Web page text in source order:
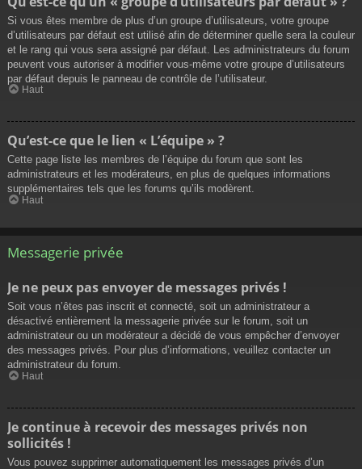
Si vous êtes membre de plus d’un groupe d’utilisateurs, votre groupe
d’utilisateurs par défaut est utilisé afin de déterminer quelle sera la couleur
et le rang qui vous sera assigné par défaut. Les administrateurs du forum
peuvent vous autoriser à modifier vous-même votre groupe d’utilisateurs
par défaut depuis le panneau de contrôle de l’utilisateur.
Haut
Qu’est-ce que le lien « L’équipe » ?
Cette page liste les membres de l’équipe du forum que sont les
administrateurs et les modérateurs, en plus de quelques informations
supplémentaires tels que les forums qu’ils modèrent.
Haut
Messagerie privée
Je ne peux pas envoyer de messages privés !
Soit vous n’êtes pas inscrit et connecté, soit un administrateur a
désactivé entièrement la messagerie privée sur le forum, soit un
administrateur ou un modérateur a décidé de vous empêcher d’envoyer
des messages privés. Pour plus d’informations, veuillez contacter un
administrateur du forum.
Haut
Je continue à recevoir des messages privés non
sollicités !
Vous pouvez supprimer automatiquement les messages privés d’un